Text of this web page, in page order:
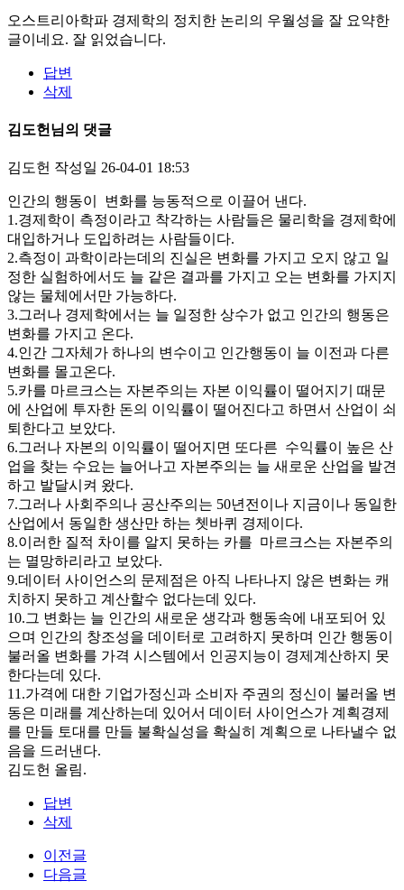
오스트리아학파 경제학의 정치한 논리의 우월성을 잘 요약한
글이네요. 잘 읽었습니다.
답변
삭제
김도헌님의 댓글
김도헌 작성일 26-04-01 18:53
인간의 행동이 변화를 능동적으로 이끌어 낸다.
1.경제학이 측정이라고 착각하는 사람들은 물리학을 경제학에
대입하거나 도입하려는 사람들이다.
2.측정이 과학이라는데의 진실은 변화를 가지고 오지 않고 일
정한 실험하에서도 늘 같은 결과를 가지고 오는 변화를 가지지
않는 물체에서만 가능하다.
3.그러나 경제학에서는 늘 일정한 상수가 없고 인간의 행동은
변화를 가지고 온다.
4.인간 그자체가 하나의 변수이고 인간행동이 늘 이전과 다른
변화를 몰고온다.
5.카를 마르크스는 자본주의는 자본 이익률이 떨어지기 때문
에 산업에 투자한 돈의 이익률이 떨어진다고 하면서 산업이 쇠
퇴한다고 보았다.
6.그러나 자본의 이익률이 떨어지면 또다른 수익률이 높은 산
업을 찾는 수요는 늘어나고 자본주의는 늘 새로운 산업을 발견
하고 발달시켜 왔다.
7.그러나 사회주의나 공산주의는 50년전이나 지금이나 동일한
산업에서 동일한 생산만 하는 쳇바퀴 경제이다.
8.이러한 질적 차이를 알지 못하는 카를 마르크스는 자본주의
는 멸망하리라고 보았다.
9.데이터 사이언스의 문제점은 아직 나타나지 않은 변화는 캐
치하지 못하고 계산할수 없다는데 있다.
10.그 변화는 늘 인간의 새로운 생각과 행동속에 내포되어 있
으며 인간의 창조성을 데이터로 고려하지 못하며 인간 행동이
불러올 변화를 가격 시스템에서 인공지능이 경제계산하지 못
한다는데 있다.
11.가격에 대한 기업가정신과 소비자 주권의 정신이 불러올 변
동은 미래를 계산하는데 있어서 데이터 사이언스가 계획경제
를 만들 토대를 만들 불확실성을 확실히 계획으로 나타낼수 없
음을 드러낸다.
김도헌 올림.
답변
삭제
이전글
다음글